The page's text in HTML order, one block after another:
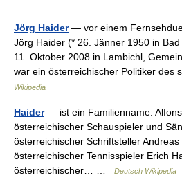
Jörg Haider— vor einem
Jörg Haider (* 26. Jänner 1950 in
11. Oktober 2008 in Lambichl,
war ein österreichischer Politiker
Wikipedia
Haider— ist ein Familienname: Alfons
österreichischer Schauspieler und
österreichischer Schriftsteller
österreichischer Tennisspieler Erich
österreichischer… …
Deutsch Wikipedia